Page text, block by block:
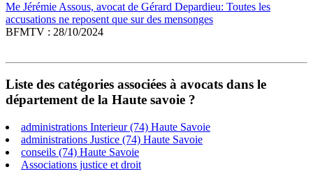
Me Jérémie Assous, avocat de Gérard Depardieu: Toutes les
accusations ne reposent que sur des mensonges
BFMTV : 28/10/2024
Liste des catégories associées à avocats dans le
département de la Haute savoie ?
administrations Interieur (74) Haute Savoie
administrations Justice (74) Haute Savoie
conseils (74) Haute Savoie
Associations justice et droit